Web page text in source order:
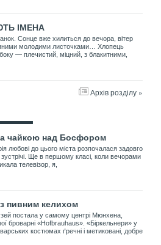
ІМЕНА
Сонце вже хилиться до вечора, вітер
молодими листочками… Хлопець
— плечистий, міцний, з блакитними,
Архів розділу »
чайкою над Босфором
любові до цього міста розпочалася задовго
Ще в першому класі, коли вечорами
телевізор, я,
пивним келихом
постала у самому центрі Мюнхена,
броварні «Hofbrauhaus». «Біркельнери» у
костюмах ґречні і метиковані, добре